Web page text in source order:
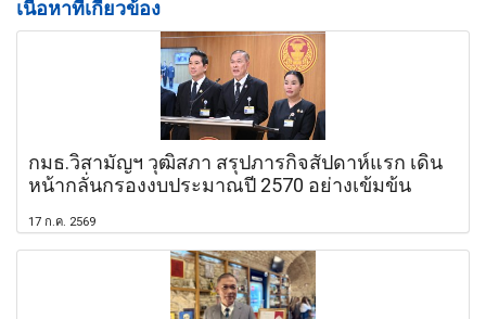
เนื้อหาที่เกี่ยวข้อง
กมธ.วิสามัญฯ วุฒิสภา สรุปภารกิจสัปดาห์แรก เดิน
หน้ากลั่นกรองงบประมาณปี 2570 อย่างเข้มข้น
17 ก.ค. 2569